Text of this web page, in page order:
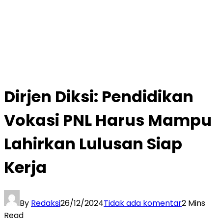
Dirjen Diksi: Pendidikan
Vokasi PNL Harus Mampu
Lahirkan Lulusan Siap
Kerja
By Redaksi26/12/2024Tidak ada komentar2 Mins
Read